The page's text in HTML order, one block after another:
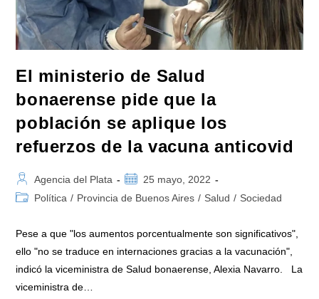
El ministerio de Salud
bonaerense pide que la
población se aplique los
refuerzos de la vacuna anticovid
Autor
de
Agencia del Plata
Publicación
de
25 mayo, 2022
Categoría
Política / Provincia de Buenos Aires / Salud / Sociedad
Pese a que "los aumentos porcentualmente son significativos",
ello "no se traduce en internaciones gracias a la vacunación",
indicó la viceministra de Salud bonaerense, Alexia Navarro. La
viceministra de…